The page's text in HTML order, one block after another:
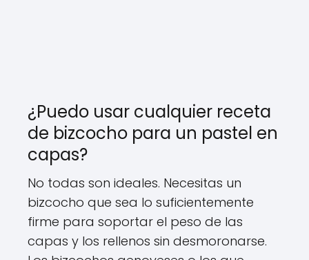
¿Puedo usar cualquier receta
de bizcocho para un pastel en
capas?
No todas son ideales. Necesitas un
bizcocho que sea lo suficientemente
firme para soportar el peso de las
capas y los rellenos sin desmoronarse.